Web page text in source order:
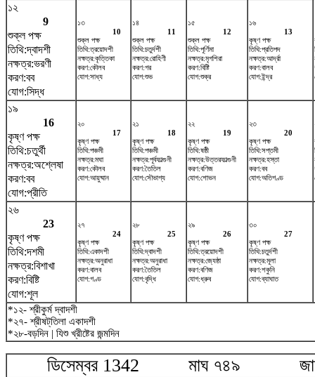
১২
9
শুক্ল পক্ষ
তিথি:দ্বাদশী
নক্ষত্র:ভরণী
করণ:বব
যোগ:সিদ্ধ
১৩
10
শুক্ল পক্ষ
তিথি:ত্রয়োদশী
নক্ষত্র:কৃত্তিকা
করণ:কৌলব
যোগ:সাধ্য
১৪
11
শুক্ল পক্ষ
তিথি:চতুর্দশী
নক্ষত্র:রোহিণী
করণ:গর
যোগ:শুভ
১৫
12
শুক্ল পক্ষ
তিথি:পূর্ণিমা
নক্ষত্র:মৃগশিরা
করণ:বিষ্টি
যোগ:শুক্র
১৬
13
কৃষ্ণ পক্ষ
তিথি:প্রতিপদ
নক্ষত্র:আর্দ্রা
করণ:বালব
যোগ:ইন্দ্র
১৯
16
কৃষ্ণ পক্ষ
তিথি:চতুর্থী
নক্ষত্র:অশ্লেষা
করণ:বব
যোগ:প্রীতি
২০
17
কৃষ্ণ পক্ষ
তিথি:পঞ্চমী
নক্ষত্র:মঘা
করণ:কৌলব
যোগ:আয়ুষ্মান
২১
18
কৃষ্ণ পক্ষ
তিথি:পঞ্চমী
নক্ষত্র:পূর্বফাল্গুনী
করণ:তৈতিল
যোগ:সৌভাগ্য
২২
19
কৃষ্ণ পক্ষ
তিথি:ষষ্ঠী
নক্ষত্র:উত্তরফাল্গুনী
করণ:বণিজ
যোগ:শোভন
২৩
20
কৃষ্ণ পক্ষ
তিথি:সপ্তমী
নক্ষত্র:হস্তা
করণ:বব
যোগ:অতিগণ্ড
২৬
23
কৃষ্ণ পক্ষ
তিথি:দশমী
নক্ষত্র:বিশাখা
করণ:বিষ্টি
যোগ:শূল
২৭
24
কৃষ্ণ পক্ষ
তিথি:একাদশী
নক্ষত্র:অনুরাধা
করণ:বালব
যোগ:গণ্ড
২৮
25
কৃষ্ণ পক্ষ
তিথি:দ্বাদশী
নক্ষত্র:অনুরাধা
করণ:তৈতিল
যোগ:বৃদ্ধি
২৯
26
কৃষ্ণ পক্ষ
তিথি:ত্রয়োদশী
নক্ষত্র:জ্যেষ্ঠা
করণ:বণিজ
যোগ:ধ্রুব
৩০
27
কৃষ্ণ পক্ষ
তিথি:চতুর্দশী
নক্ষত্র:মূলা
করণ:শকুনি
যোগ:ব্যাঘাত
*১২- শ্রীকুর্ম দ্বাদশী
*২৭- শ্রীষট্‌তিলা একাদশী
*২৮-বড়দিন | যিশু খ্রীষ্টের জন্মদিন
ডিসেম্বর 1342 মাঘ ৭৪৯